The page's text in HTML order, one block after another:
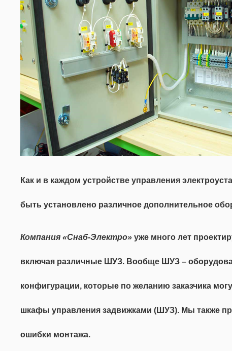
Как и в каждом устройстве управления
быть установлено различное дополнительное
Компания «Снаб-Электро» уже много лет
включая различные ШУЗ. Вообще ШУЗ –
конфигурации, которые по желанию заказчика
шкафы управления задвижками (ШУЗ). Мы также
ошибки монтажа.